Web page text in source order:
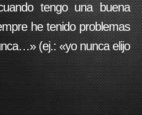
tengo una buena
he tenido problemas
(ej.: «yo nunca elijo